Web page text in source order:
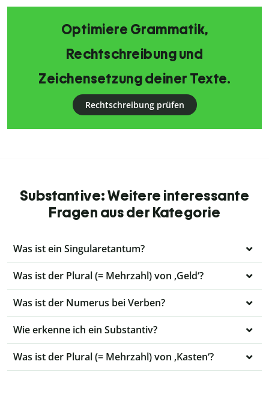
Optimiere Grammatik,
Rechtschreibung und
Zeichensetzung deiner Texte.
Rechtschreibung prüfen
Substantive: Weitere interessante
Fragen aus der Kategorie
Was ist ein Singularetantum?
Was ist der Plural (= Mehrzahl) von ‚Geld‘?
Was ist der Numerus bei Verben?
Wie erkenne ich ein Substantiv?
Was ist der Plural (= Mehrzahl) von ‚Kasten‘?